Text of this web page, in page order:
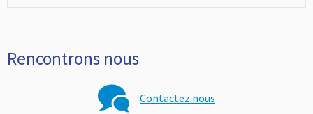
Rencontrons nous
Contactez nous